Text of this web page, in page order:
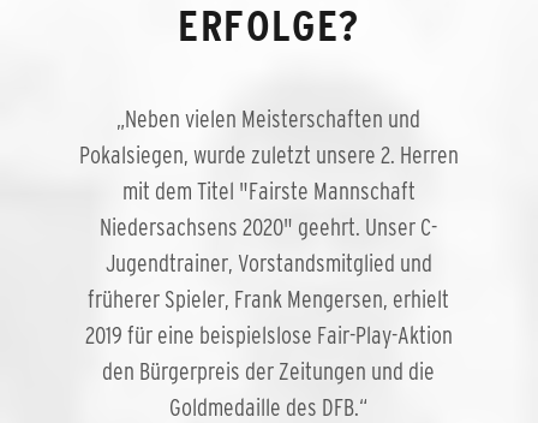
ERFOLGE?
„Neben vielen Meisterschaften und
Pokalsiegen, wurde zuletzt unsere 2. Herren
mit dem Titel "Fairste Mannschaft
Niedersachsens 2020" geehrt. Unser C-
Jugendtrainer, Vorstandsmitglied und
früherer Spieler, Frank Mengersen, erhielt
2019 für eine beispielslose Fair-Play-Aktion
den Bürgerpreis der Zeitungen und die
Goldmedaille des DFB.“